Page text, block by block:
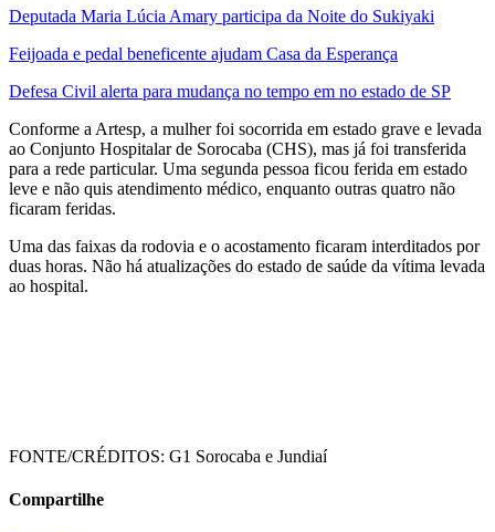
Deputada Maria Lúcia Amary participa da Noite do Sukiyaki
Feijoada e pedal beneficente ajudam Casa da Esperança
Defesa Civil alerta para mudança no tempo em no estado de SP
Conforme a Artesp, a mulher foi socorrida em estado grave e levada
ao Conjunto Hospitalar de Sorocaba (CHS), mas já foi transferida
para a rede particular. Uma segunda pessoa ficou ferida em estado
leve e não quis atendimento médico, enquanto outras quatro não
ficaram feridas.
Uma das faixas da rodovia e o acostamento ficaram interditados por
duas horas. Não há atualizações do estado de saúde da vítima levada
ao hospital.
FONTE/CRÉDITOS: G1 Sorocaba e Jundiaí
Compartilhe